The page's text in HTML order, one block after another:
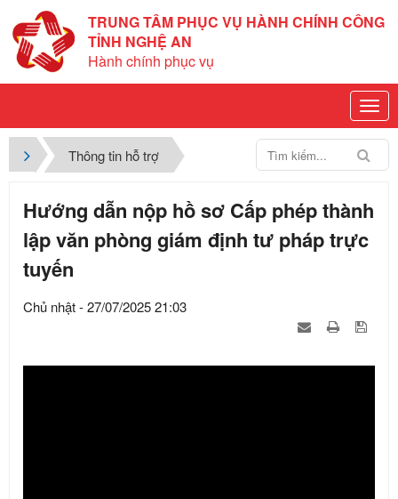
TRUNG TÂM PHỤC VỤ HÀNH CHÍNH CÔNG
TỈNH NGHỆ AN
Hành chính phục vụ
Thông tin hỗ trợ
Hướng dẫn nộp hồ sơ Cấp phép thành
lập văn phòng giám định tư pháp trực
tuyến
Chủ nhật - 27/07/2025 21:03